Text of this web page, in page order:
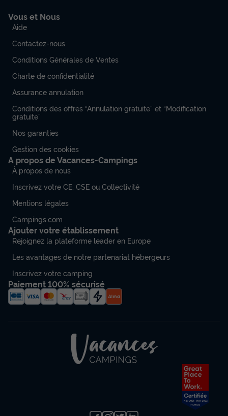
Vous et Nous
Aide
Contactez-nous
Conditions Générales de Ventes
Charte de confidentialité
Assurance annulation
Conditions des offres “Annulation gratuite” et “Modification
gratuite”
Nos garanties
Gestion des cookies
A propos de Vacances-Campings
À propos de nous
Inscrivez votre CE, CSE ou Collectivité
Mentions légales
Campings.com
Ajouter votre établissement
Rejoignez la plateforme leader en Europe
Les avantages de notre partenariat hébergeurs
Inscrivez votre camping
Paiement 100% sécurisé